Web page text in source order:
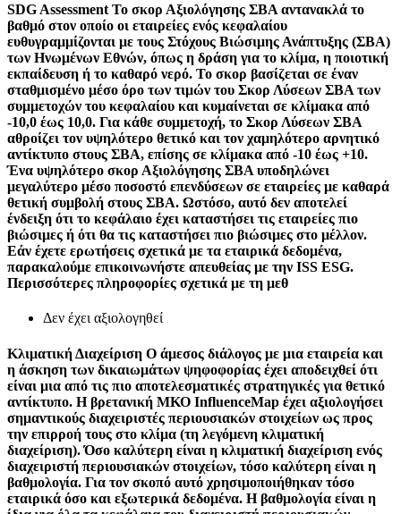
SDG Assessment Το σκορ Αξιολόγησης ΣΒΑ αντανακλά το
βαθμό στον οποίο οι εταιρείες ενός κεφαλαίου
ευθυγραμμίζονται με τους Στόχους Βιώσιμης Ανάπτυξης (ΣΒΑ)
των Ηνωμένων Εθνών, όπως η δράση για το κλίμα, η ποιοτική
εκπαίδευση ή το καθαρό νερό. Το σκορ βασίζεται σε έναν
σταθμισμένο μέσο όρο των τιμών του Σκορ Λύσεων ΣΒΑ των
συμμετοχών του κεφαλαίου και κυμαίνεται σε κλίμακα από
-10,0 έως 10,0. Για κάθε συμμετοχή, το Σκορ Λύσεων ΣΒΑ
αθροίζει τον υψηλότερο θετικό και τον χαμηλότερο αρνητικό
αντίκτυπο στους ΣΒΑ, επίσης σε κλίμακα από -10 έως +10.
Ένα υψηλότερο σκορ Αξιολόγησης ΣΒΑ υποδηλώνει
μεγαλύτερο μέσο ποσοστό επενδύσεων σε εταιρείες με καθαρά
θετική συμβολή στους ΣΒΑ. Ωστόσο, αυτό δεν αποτελεί
ένδειξη ότι το κεφάλαιο έχει καταστήσει τις εταιρείες πιο
βιώσιμες ή ότι θα τις καταστήσει πιο βιώσιμες στο μέλλον.
Εάν έχετε ερωτήσεις σχετικά με τα εταιρικά δεδομένα,
παρακαλούμε επικοινωνήστε απευθείας με την ISS ESG.
Περισσότερες πληροφορίες σχετικά με τη μεθ
Δεν έχει αξιολογηθεί
Κλιματική Διαχείριση Ο άμεσος διάλογος με μια εταιρεία και
η άσκηση των δικαιωμάτων ψηφοφορίας έχει αποδειχθεί ότι
είναι μια από τις πιο αποτελεσματικές στρατηγικές για θετικό
αντίκτυπο. Η βρετανική ΜΚΟ InfluenceMap έχει αξιολογήσει
σημαντικούς διαχειριστές περιουσιακών στοιχείων ως προς
την επιρροή τους στο κλίμα (τη λεγόμενη κλιματική
διαχείριση). Όσο καλύτερη είναι η κλιματική διαχείριση ενός
διαχειριστή περιουσιακών στοιχείων, τόσο καλύτερη είναι η
βαθμολογία. Για τον σκοπό αυτό χρησιμοποιήθηκαν τόσο
εταιρικά όσο και εξωτερικά δεδομένα. Η βαθμολογία είναι η